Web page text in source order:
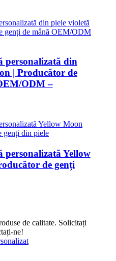
personalizată din
| Producător de
ODM –
personalizată Yellow
de genți
de calitate. Solicitați
ne!